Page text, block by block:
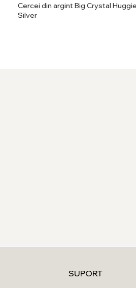
Cercei din argint Big Crystal
Silver
SUPORT